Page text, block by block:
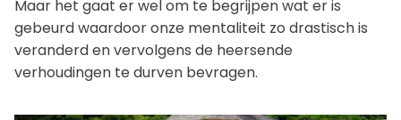
Maar het gaat er wel om te begrijpen wat er is
gebeurd waardoor onze mentaliteit zo drastisch is
veranderd en vervolgens de heersende
verhoudingen te durven bevragen.